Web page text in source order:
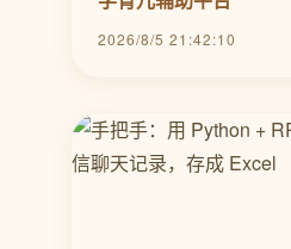
2026/8/5 21:42:10